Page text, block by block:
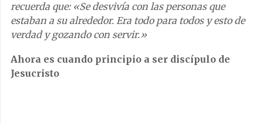
recuerda que: «Se desvivía con las personas que
estaban a su alrededor. Era todo para todos y esto de
verdad y gozando con servir.»
Ahora es cuando principio a ser discípulo de
Jesucristo